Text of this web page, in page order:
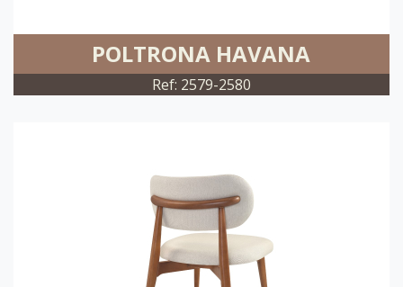
POLTRONA HAVANA
Ref: 2579-2580